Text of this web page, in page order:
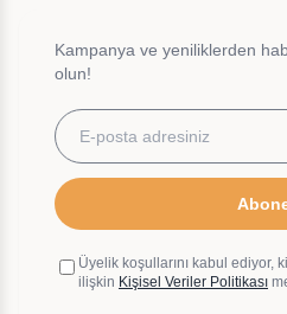
Kampanya ve yeniliklerden
olun!
Üyelik koşullarını kabul ediyor,
ilişkin Kişisel Veriler Politikası